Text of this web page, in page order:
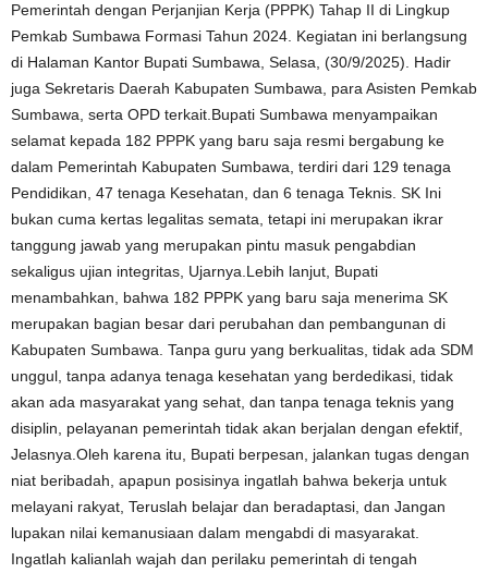
Pemerintah dengan Perjanjian Kerja (PPPK) Tahap II di Lingkup
Pemkab Sumbawa Formasi Tahun 2024. Kegiatan ini berlangsung
di Halaman Kantor Bupati Sumbawa, Selasa, (30/9/2025). Hadir
juga Sekretaris Daerah Kabupaten Sumbawa, para Asisten Pemkab
Sumbawa, serta OPD terkait.Bupati Sumbawa menyampaikan
selamat kepada 182 PPPK yang baru saja resmi bergabung ke
dalam Pemerintah Kabupaten Sumbawa, terdiri dari 129 tenaga
Pendidikan, 47 tenaga Kesehatan, dan 6 tenaga Teknis. SK Ini
bukan cuma kertas legalitas semata, tetapi ini merupakan ikrar
tanggung jawab yang merupakan pintu masuk pengabdian
sekaligus ujian integritas, Ujarnya.Lebih lanjut, Bupati
menambahkan, bahwa 182 PPPK yang baru saja menerima SK
merupakan bagian besar dari perubahan dan pembangunan di
Kabupaten Sumbawa. Tanpa guru yang berkualitas, tidak ada SDM
unggul, tanpa adanya tenaga kesehatan yang berdedikasi, tidak
akan ada masyarakat yang sehat, dan tanpa tenaga teknis yang
disiplin, pelayanan pemerintah tidak akan berjalan dengan efektif,
Jelasnya.Oleh karena itu, Bupati berpesan, jalankan tugas dengan
niat beribadah, apapun posisinya ingatlah bahwa bekerja untuk
melayani rakyat, Teruslah belajar dan beradaptasi, dan Jangan
lupakan nilai kemanusiaan dalam mengabdi di masyarakat.
Ingatlah kalianlah wajah dan perilaku pemerintah di tengah